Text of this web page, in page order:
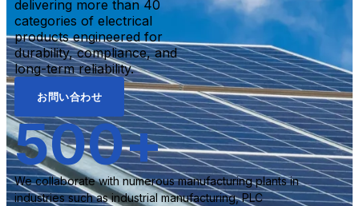
delivering more than 40
categories of electrical
products engineered for
durability, compliance, and
long-term reliability.
お問い合わせ
We collaborate with numerous manufacturing plants in
industries such as industrial manufacturing, PLC
500+